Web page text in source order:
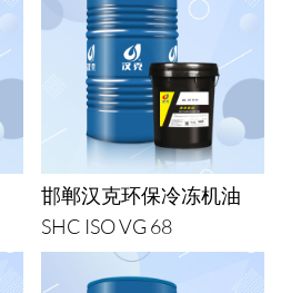
邯郸汉克环保冷冻机油
SHC ISO VG 68